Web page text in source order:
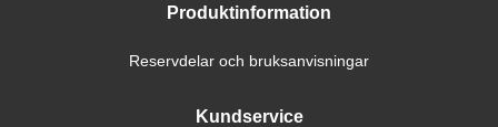
Produktinformation
Reservdelar och bruksanvisningar
Kundservice